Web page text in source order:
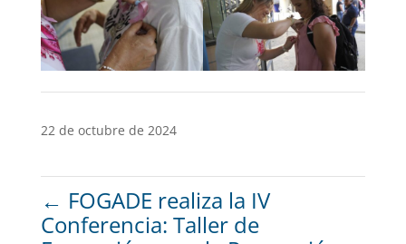
22 de octubre de 2024
← FOGADE realiza la IV
Conferencia: Taller de